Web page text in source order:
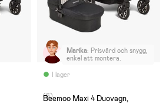
I lager
Marika: Prisvärd och snygg,
enkel att montera.
(6)
Beemoo Maxi 4 Duovagn,